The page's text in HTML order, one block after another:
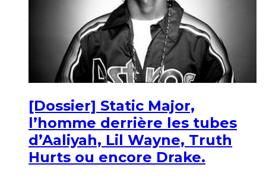
[Dossier] Static Major,
l’homme derrière les tubes
d’Aaliyah, Lil Wayne, Truth
Hurts ou encore Drake.